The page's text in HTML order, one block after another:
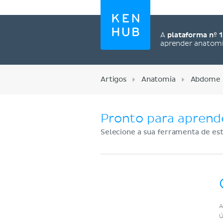
A plataforma nº 1
aprender
Artigos Anatomia Abdome
Pronto para
Selecione a sua ferramenta de